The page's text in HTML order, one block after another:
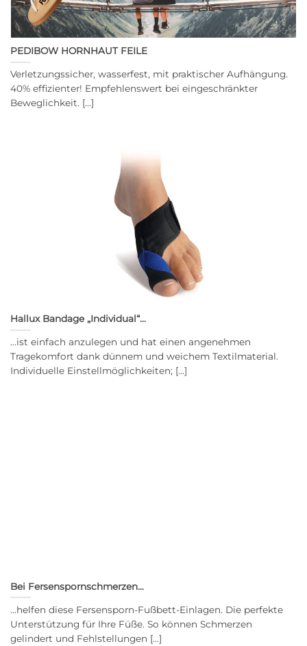
PEDIBOW HORNHAUT FEILE
Verletzungssicher, wasserfest, mit praktischer Aufhängung.
40% effizienter! Empfehlenswert bei eingeschränkter
Beweglichkeit. [...]
Hallux Bandage „Individual“…
…ist einfach anzulegen und hat einen angenehmen
Tragekomfort dank dünnem und weichem Textilmaterial.
Individuelle Einstellmöglichkeiten; [...]
Bei Fersenspornschmerzen…
…helfen diese Fersensporn-Fußbett-Einlagen. Die perfekte
Unterstützung für Ihre Füße. So können Schmerzen
gelindert und Fehlstellungen [...]